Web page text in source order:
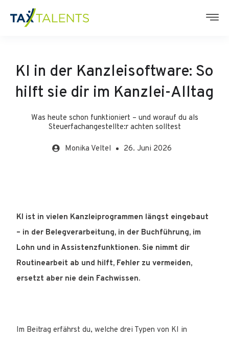
KI in der Kanzleisoftware: So
hilft sie dir im Kanzlei-Alltag
Was heute schon funktioniert – und worauf du als
Steuerfachangestellte:r achten solltest
Monika Veltel 26. Juni 2026
KI ist in vielen Kanzleiprogrammen längst eingebaut
– in der Belegverarbeitung, in der Buchführung, im
Lohn und in Assistenzfunktionen. Sie nimmt dir
Routinearbeit ab und hilft, Fehler zu vermeiden,
ersetzt aber nie dein Fachwissen.
Im Beitrag erfährst du, welche drei Typen von KI in